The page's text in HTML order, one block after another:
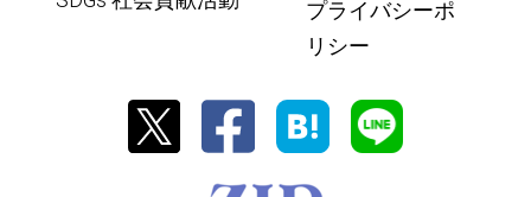
プライバシーポ
リシー